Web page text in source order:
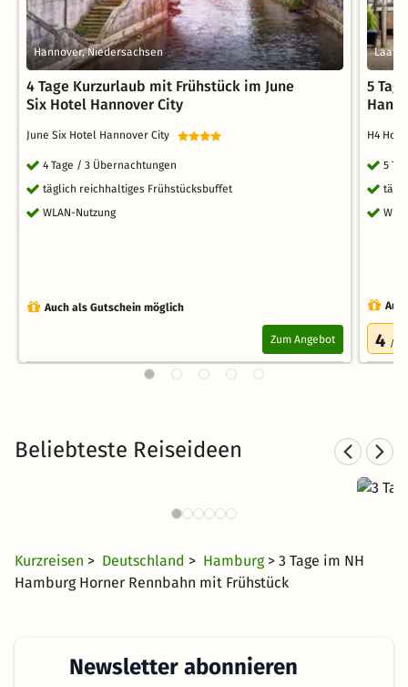
Hannover, Niedersachsen
4 Tage Kurzurlaub mit Frühstück im June
Six Hotel Hannover City
June Six Hotel Hannover City
4 Tage / 3 Übernachtungen
täglich reichhaltiges Frühstücksbuffet
WLAN-Nutzung
Auch als Gutschein möglich
Zum Angebot
5
H4
5
4 /5.0
Beliebteste Reiseideen
Städtereisen nach Hamburg 3
Kurzreisen > Deutschland > Hamburg > 3 Tage im NH
Hamburg Horner Rennbahn mit Frühstück
Newsletter abonnieren